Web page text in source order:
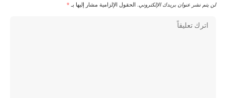
لن يتم نشر عنوان بريدك الإلكتروني. الحقول الإلزامية مشار إليها بـ *